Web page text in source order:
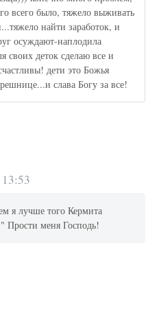
всего было, тяжело выживать
найти заработок, и
осуждают-наплодила
своих деток сделаю все и
дети это Божья
слава Богу за все!
13:53
я лучше того Кермита
Прости меня Господь!